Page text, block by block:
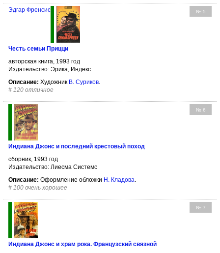
№ 5
Эдгар Френсис
Честь семьи Прицци
авторская книга, 1993 год
Издательство: Эрика, Индекс
Описание: Художник В. Суриков
# 120 отличное
№ 6
Индиана Джонс и последний крестовый поход
сборник, 1993 год
Издательство: Лиесма Системс
Описание: Оформление обложки Н. Кладова.
# 100 очень хорошее
№ 7
Индиана Джонс и храм рока. Французский связной